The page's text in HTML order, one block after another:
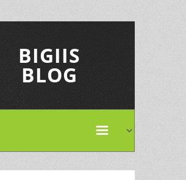
BIGIIS
BLOG